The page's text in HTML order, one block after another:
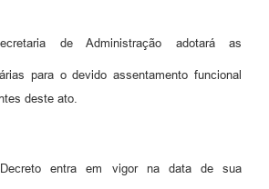
de Administração adotará as
para o devido assentamento funcional
deste ato.
entra em vigor na data de sua